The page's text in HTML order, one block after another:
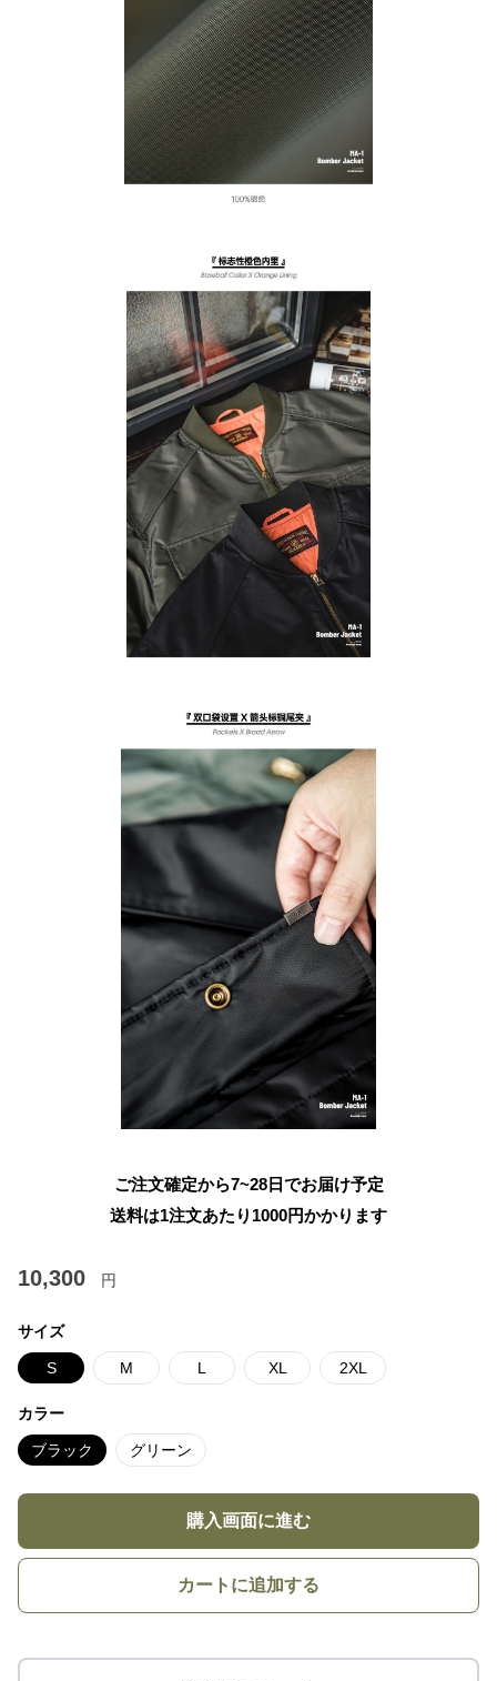
ご注文確定から7~28日でお届け予定
送料は1注文あたり 1000円かかります
10,300 円
サイズ
S M L XL 2XL
カラー
ブラック グリーン
購入画面に進む
カートに追加する